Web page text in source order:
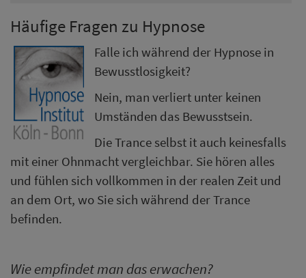
Häufige Fragen zu Hypnose
Falle ich während der Hypnose in
Bewusstlosigkeit?
Nein, man verliert unter keinen
Umständen das Bewusstsein.
Die Trance selbst it auch keinesfalls
mit einer Ohnmacht vergleichbar. Sie hören alles
und fühlen sich vollkommen in der realen Zeit und
an dem Ort, wo Sie sich während der Trance
befinden.
Wie empfindet man das erwachen?